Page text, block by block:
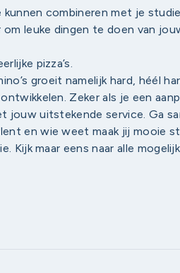
combineren met je
leuke dingen te doen van
pizza’s.
groeit namelijk hard, héél
Zeker als je een
jouw uitstekende service. Ga
en wie weet maak jij mooie
Kijk maar eens naar alle